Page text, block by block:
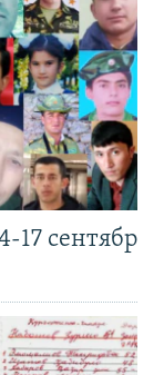
17 сентябр